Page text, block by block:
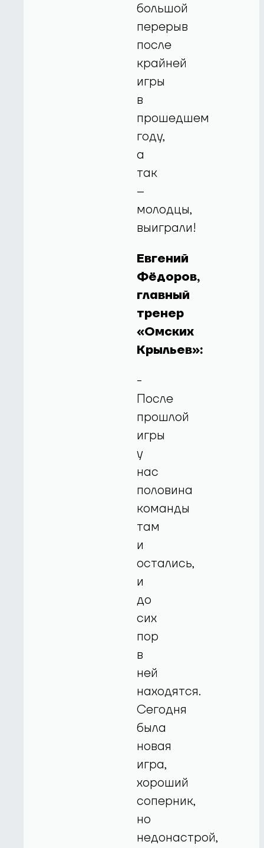
большой
перерыв
после
крайней
игры
в
прошедшем
году,
а
так
–
молодцы,
выиграли!
Евгений
Фёдоров,
главный
тренер
«Омских
Крыльев»:
-
После
прошлой
игры
у
нас
половина
команды
там
и
остались,
и
до
сих
пор
в
ней
находятся.
Сегодня
была
новая
игра,
хороший
соперник,
но
недонастрой,